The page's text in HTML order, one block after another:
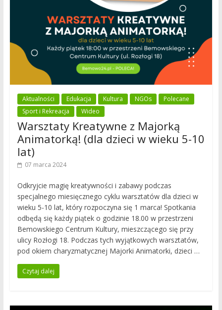
Aktualności Edukacja Kultura NGOs
Polecane
Sport i Rekreacja
Wideo
Warsztaty Kreatywne z Majorką
Animatorką! (dla dzieci w wieku 5-10
lat)
07 marca 2024
Odkryjcie magię kreatywności i zabawy podczas
specjalnego miesięcznego cyklu warsztatów dla dzieci w
wieku 5-10 lat, który rozpoczyna się 1 marca! Spotkania
odbędą się każdy piątek o godzinie 18.00 w przestrzeni
Bemowskiego Centrum Kultury, mieszczącego się przy
ulicy Rozłogi 18. Podczas tych wyjątkowych warsztatów,
pod okiem charyzmatycznej Majorki Animatorki, dzieci …
Czytaj dalej